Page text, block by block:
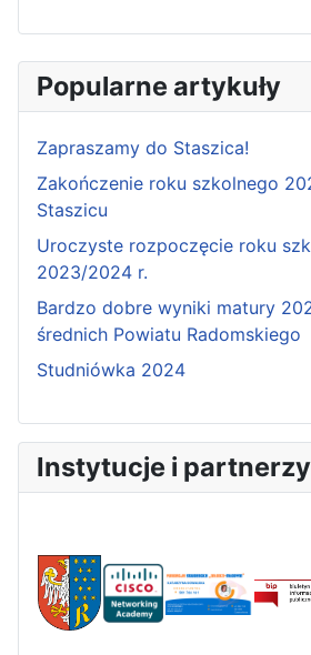
Popularne artykuły
Zapraszamy do Staszica!
Zakończenie roku szkolnego
Staszicu
Uroczyste rozpoczęcie roku
2023/2024 r.
Bardzo dobre wyniki matury
średnich Powiatu Radomskiego
Studniówka 2024
Instytucje i partnerzy